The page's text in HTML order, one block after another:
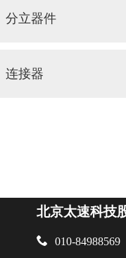
分立器件
连接器
北京太速科技
 010-84988569